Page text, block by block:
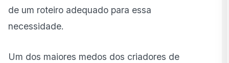
de um roteiro adequado para essa
necessidade.
Um dos maiores medos dos criadores de